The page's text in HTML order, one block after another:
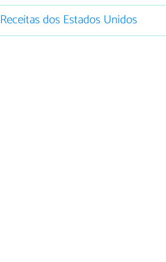
Receitas dos Estados Unidos